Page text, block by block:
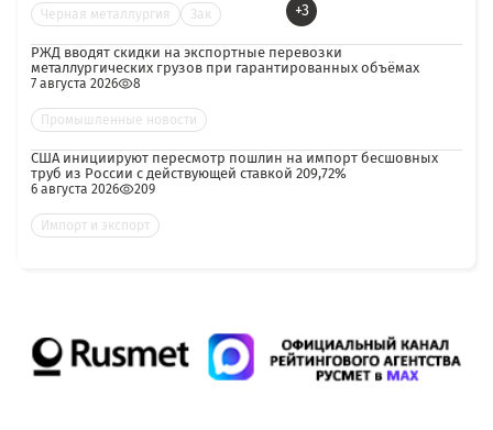
Черная металлургия Зак +3
РЖД вводят скидки на экспортные перевозки
металлургических грузов при гарантированных объёмах
7 августа 2026 8
Промышленные новости
США инициируют пересмотр пошлин на импорт бесшовных
труб из России с действующей ставкой 209,72%
6 августа 2026 209
Импорт и экспорт